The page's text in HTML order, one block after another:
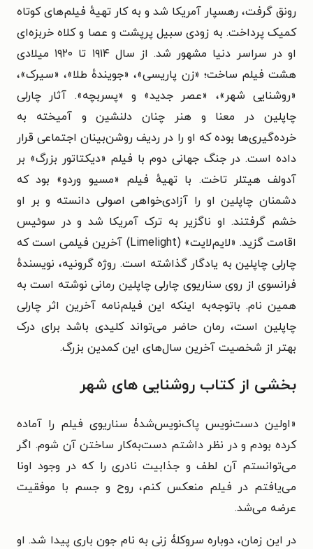
رونق گرفت، رهسپار آمریکا شد و به کار تهیهٔ فیلم‌های کوتاه
کمیک پرداخت. به زودی سبیل پرپشت و عصا و کلاه خربزه‌ای
او در سراسر دنیا مشهور شد. از سال ۱۹۱۴ تا ۱۹۲۰ میلادی
هشت فیلم ساخت؛ «زن پاریسی»، «جویندهٔ طلا»، «سیرک»،
«روشنایی شهر»، «عصر جدید» و «پسربچه». آثار چارلی
چاپلین در معنا و هنر چنان دلنشین و آمیخته به
خرده‌گیری‌ها بوده که او را در ردیف روشن‌بینان اجتماعی قرار
داده است. در جنگ جهانی دوم با فیلم «دیکتاتور بزرگ» بر
آدولف هیتلر تاخت. با تهیهٔ فیلم «مسیو وردو» بود که
دشمنان چاپلین او را آزادی‌خواهی اصولی دانسته و بر او
خشم گرفتند. او ناگزیر به ترک آمریکا شد و در سوئیس
اقامت گزید. «لایم‌لایت» (Limelight) آخرین فیلمی است که
چارلی چاپلین به یادگار گذاشته است. روژه گرونیه، نویسندهٔ
فرانسوی از روی سناریوی چارلی چاپلین رمانی نوشته است به
همین نام. باتوجه‌به اینکه این فیلم‌نامه آخرین اثر چارلی
چاپلین است، رمان حاضر می‌تواند کلیدی باشد برای درک
بهتر از شخصیت آخرین سال‌های این کمدین بزرگ.
بخشی از کتاب روشنایی های شهر
«اولین دست‌نویس پاک‌نویس‌شدۀ سناریوی فیلم را آماده
کرده بودم و در نظر داشتم دست‌به‌کار ساختن آن شوم. اگر
می‌توانستم آن لطف و جذابیت نادری را که در وجود اونا
می‌یافتم در فیلم منعکس کنم، روح و جسم با موفقیت
عرضه می‌شد.
در این زمان، دوباره سروکلۀ زنی به نام جون باری پیدا شد. او